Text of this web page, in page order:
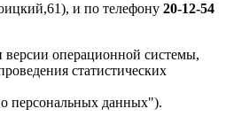
и по телефону 20-12-54
версии операционной системы,
статистических
персональных данных").